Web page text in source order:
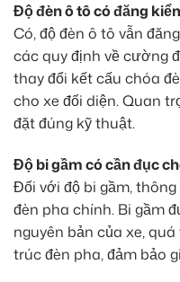
Độ đèn ô tô có đăng
Có, độ đèn ô tô vẫn
các quy định về cường
thay đổi kết cấu chóa
cho xe đối diện. Quan
đặt đúng kỹ thuật.
Độ bi gầm có cần đục
Đối với độ bi gầm,
đèn pha chính. Bi gầm
nguyên bản của xe,
trúc đèn pha, đảm bảo